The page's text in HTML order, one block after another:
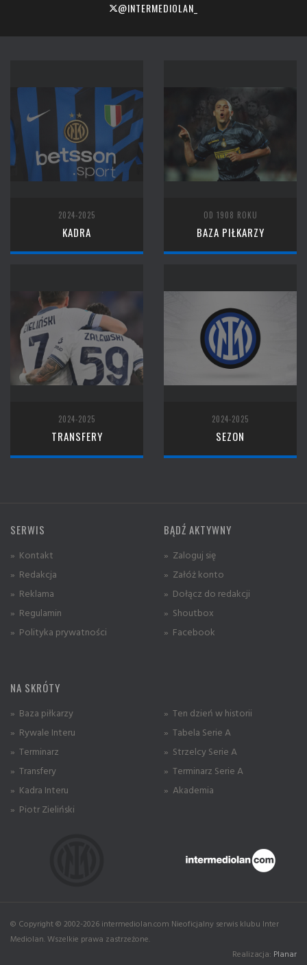
@INTERMEDIOLAN_
2024-2025
KADRA
OD 1908 ROKU
BAZA PIŁKARZY
2024-2025
TRANSFERY
2024-2025
SEZON
SERWIS
» Kontakt
» Redakcja
» Reklama
» Regulamin
» Polityka prywatności
BĄDŹ AKTYWNY
» Zaloguj się
» Załóż konto
» Dołącz do redakcji
» Shoutbox
» Facebook
NA SKRÓTY
» Baza piłkarzy
» Rywale Interu
» Terminarz
» Transfery
» Kadra Interu
» Piotr Zieliński
» Ten dzień w historii
» Tabela Serie A
» Strzelcy Serie A
» Terminarz Serie A
» Akademia
© Copyright © 2002-2026 intermediolan.com Nieoficjalny serwis klubu Inter
Mediolan. Wszelkie prawa zastrzeżone.
Realizacja: Planar